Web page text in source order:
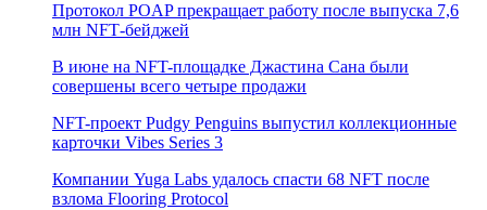
Протокол POAP прекращает работу после выпуска 7,6
млн NFT‑бейджей
В июне на NFT-площадке Джастина Сана были
совершены всего четыре продажи
NFT-проект Pudgy Penguins выпустил коллекционные
карточки Vibes Series 3
Компании Yuga Labs удалось спасти 68 NFT после
взлома Flooring Protocol